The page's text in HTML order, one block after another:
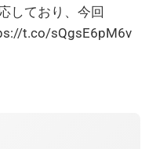
しており、今回
t.co/sQgsE6pM6v